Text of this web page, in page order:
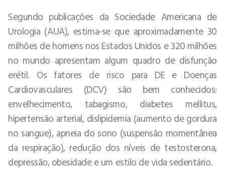
Segundo publicações da Sociedade Americana de
Urologia (AUA), estima-se que aproximadamente 30
milhões de homens nos Estados Unidos e 320 milhões
no mundo apresentam algum quadro de disfunção
erétil. Os fatores de risco para DE e Doenças
Cardiovasculares (DCV) são bem conhecidos:
envelhecimento, tabagismo, diabetes mellitus,
hipertensão arterial, dislipidemia (aumento de gordura
no sangue), apneia do sono (suspensão momentânea
da respiração), redução dos níveis de testosterona,
depressão, obesidade e um estilo de vida sedentário.